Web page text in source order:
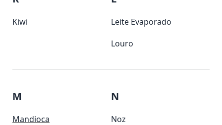
Kiwi
Leite Evaporado
Louro
M
Mandioca
N
Noz